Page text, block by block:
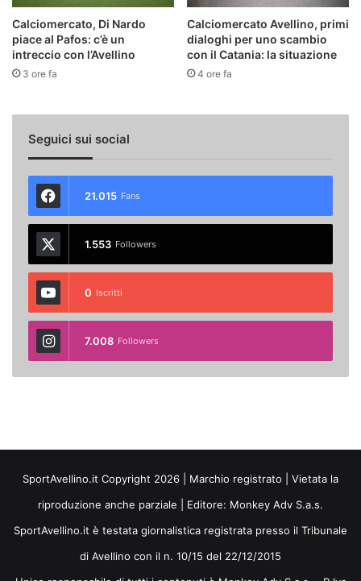
Calciomercato, Di Nardo
piace al Pafos: c’è un
intreccio con l’Avellino
3 ore fa
Calciomercato Avellino, primi
dialoghi per uno scambio
con il Catania: la situazione
4 ore fa
Seguici sui social
21.015 Fans
1.553 Followers
0 Iscritti
7.008 Followers
SportAvellino.it Copyright 2026 | Marchio registrato | Vietata la
riproduzione anche parziale | Editore: Monkey Adv S.a.s.
SportAvellino.it è testata giornalistica registrata presso il Tribunale
di Avellino con il n. 10/15 del 22/12/2015